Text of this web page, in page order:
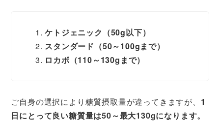
ケトジェニック（50g以下）
スタンダード（50～100gまで）
ロカボ（110～130gまで）
ご自身の選択により糖質摂取量が違ってきますが、 1
日にとって良い糖質量は50～最大130gになります。